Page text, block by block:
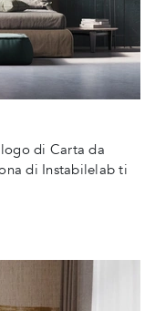
di Carta da
di Instabilelab ti